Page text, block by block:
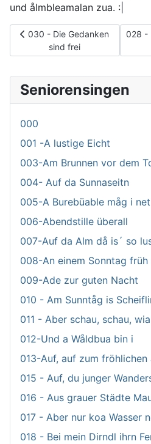
und ålmbleamalan zua. :|
Vorheriger Beitrag: 030 - Die
030 - Die Gedanken
sind frei
028 -
Seniorensingen
000
001 -A lustige Eicht
003-Am Brunnen vor dem
004- Auf da Sunnaseitn
005-A Burebüable måg i net
006-Abendstille überall
007-Auf da Alm då is´ so
008-An einem Sonntag früh
009-Ade zur guten Nacht
010 - Am Sunntåg is
011 - Aber schau, schau,
012-Und a Wåldbua bin i
013-Auf, auf zum fröhlichen
015 - Auf, du junger
016 - Aus grauer Städte
017 - Aber nur koa Wasser
018 - Bei mein Dirndl ihrn